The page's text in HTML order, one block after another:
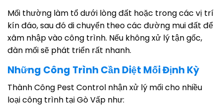
Mối thường làm tổ dưới lòng đất hoặc trong các vị trí
kín đáo, sau đó di chuyển theo các đường mui đất để
xâm nhập vào công trình. Nếu không xử lý tận gốc,
đàn mối sẽ phát triển rất nhanh.
Những Công Trình Cần Diệt Mối Định Kỳ
Thành Công Pest Control nhận xử lý mối cho nhiều
loại công trình tại Gò Vấp như: